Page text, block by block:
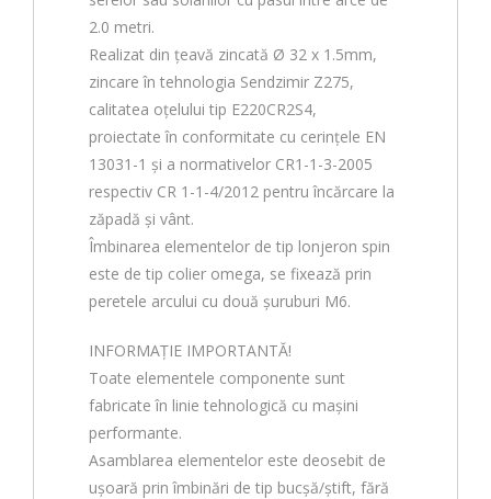
2.0 metri.
Realizat din țeavă zincată Ø 32 x 1.5mm,
zincare în tehnologia Sendzimir Z275,
calitatea oțelului tip E220CR2S4,
proiectate în conformitate cu cerințele EN
13031-1 și a normativelor CR1-1-3-2005
respectiv CR 1-1-4/2012 pentru încărcare la
zăpadă și vânt.
Îmbinarea elementelor de tip lonjeron spin
este de tip colier omega, se fixează prin
peretele arcului cu două șuruburi M6.
INFORMAȚIE IMPORTANTĂ!
Toate elementele componente sunt
fabricate în linie tehnologică cu mașini
performante.
Asamblarea elementelor este deosebit de
ușoară prin îmbinări de tip bucșă/știft, fără